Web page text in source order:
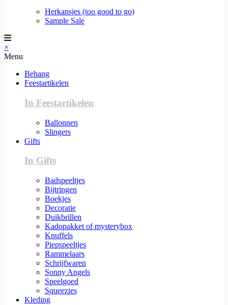
Herkansjes (too good to go)
Sample Sale
×
Menu
Behang
Feestartikelen
In Feestartikelen
Ballonnen
Slingers
Gifts
In Gifts
Badspeeltjes
Bijtringen
Boekjes
Decoratie
Duikbrillen
Kadopakket of mysterybox
Knuffels
Piepspeeltjes
Rammelaars
Schrijfwaren
Sonny Angels
Speelgoed
Squeezies
Kleding